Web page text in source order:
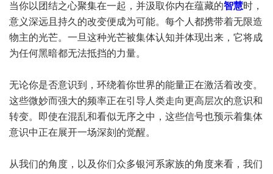
当你以团结之心聚集在一起，并汲取你内在蕴藏的智慧时，
意义深远且持久的改变便成为可能。每个人都携带着无限造
物主的光芒。一旦这种光芒被集体认知并体现出来，它将成
为任何黑暗都无法抵挡的力量。
无论你是否意识到，环绕着你世界的能量正在激活着改变。
这些微妙而强大的频率正在引导人类走向更高层次的意识和
转变。即使在混乱和看似无序之中，这些信号也预示着集体
意识中正在展开一场深刻的觉醒。
从我们的角度，以及你们众多银河系家族的角度来看，我们